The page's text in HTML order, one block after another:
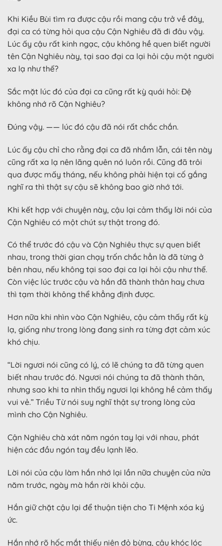
Khi Kiều Bùi tìm ra được cậu rồi mang cậu trở về đây,
đại ca có từng hỏi qua cậu Cận Nghiêu đã đi đâu vậy.
Lúc ấy cậu rất kinh ngạc, cậu không hề quen biết người
tên Cận Nghiêu này, tại sao đại ca lại hỏi cậu một người
xa lạ như thế?
Sắc mặt lúc đó của đại ca cũng rất kỳ quái hỏi: Đệ
không nhớ rõ Cận Nghiêu?
Đúng vậy. —— lúc đó cậu đã nói rất chắc chắn.
Lúc ấy cậu chỉ cho rằng đại ca đã nhầm lẫn, cái tên này
cũng rất xa lạ nên lãng quên nó luôn rồi. Cũng đã trôi
qua được mấy tháng, nếu không phải hiện tại cố gắng
nghĩ ra thì thật sự cậu sẽ không bao giờ nhớ tới.
Khi kết hợp với chuyện này, cậu lại cảm thấy lời nói của
Cận Nghiêu có một chút sự thật trong đó.
Có thể trước đó cậu và Cận Nghiêu thực sự quen biết
nhau, trong thời gian chạy trốn chắc hẳn là đã từng ở
bên nhau, nếu không tại sao đại ca lại hỏi cậu như thế.
Còn việc lúc trước cậu và hắn đã thành thân hay chưa
thì tạm thời không thể khẳng định được.
Hơn nữa khi nhìn vào Cận Nghiêu, cậu cảm thấy rất kỳ
lạ, giống như trong lòng đang sinh ra từng đợt cảm xúc
khó chịu.
“Lời ngươi nói cũng có lý, có lẽ chúng ta đã từng quen
biết nhau trước đó. Ngươi nói chúng ta đã thành thân,
nhưng sao khi ta nhìn thấy ngươi lại không hề cảm thấy
vui vẻ.” Triều Từ nói suy nghĩ thật sự trong lòng của
mình cho Cận Nghiêu.
Cận Nghiêu chà xát năm ngón tay lại với nhau, phát
hiện các đầu ngón tay đều lạnh lẽo.
Lời nói của cậu làm hắn nhớ lại lần nữa chuyện của nửa
năm trước, ngày mà hắn rời khỏi cậu.
Hắn giữ chặt cậu lại để thuận tiện cho Ti Mệnh xóa ký
ức.
Hắn nhớ rõ hốc mắt thiếu niên đỏ bừng, cậu khóc lóc